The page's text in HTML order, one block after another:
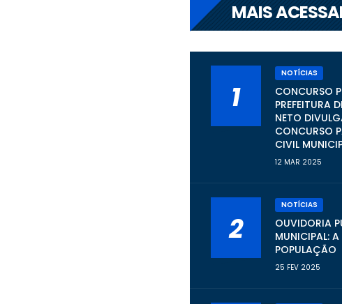
MAIS
1
NOTÍCIAS
CONCURSO
PREFEITURA
NETO
CONCURSO
CIVIL
12 MAR 2025
2
NOTÍCIAS
OUVIDORIA
MUNICIPAL:
POPULAÇÃO
25 FEV 2025